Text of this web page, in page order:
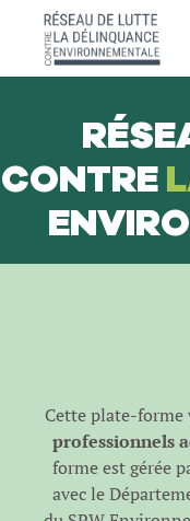
CONTRE
Cette plate-forme
professionnels
forme est gérée
avec le